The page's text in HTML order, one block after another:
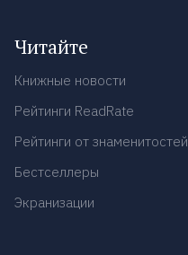
Читайте
Книжные новости
Рейтинги ReadRate
Рейтинги от знаменитостей
Бестселлеры
Экранизации